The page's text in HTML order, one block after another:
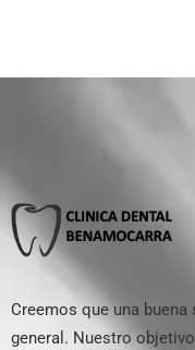
Creemos que una
general. Nuestro